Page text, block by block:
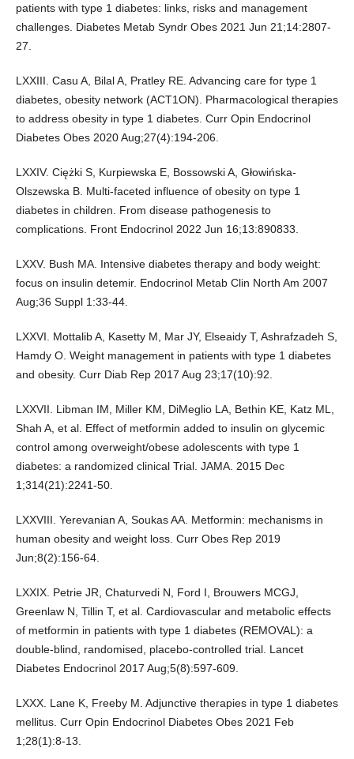
patients with type 1 diabetes: links, risks and management
challenges. Diabetes Metab Syndr Obes 2021 Jun 21;14:2807-
27.
LXXIII. Casu A, Bilal A, Pratley RE. Advancing care for type 1
diabetes, obesity network (ACT1ON). Pharmacological therapies
to address obesity in type 1 diabetes. Curr Opin Endocrinol
Diabetes Obes 2020 Aug;27(4):194-206.
LXXIV. Ciężki S, Kurpiewska E, Bossowski A, Głowińska-
Olszewska B. Multi-faceted influence of obesity on type 1
diabetes in children. From disease pathogenesis to
complications. Front Endocrinol 2022 Jun 16;13:890833.
LXXV. Bush MA. Intensive diabetes therapy and body weight:
focus on insulin detemir. Endocrinol Metab Clin North Am 2007
Aug;36 Suppl 1:33-44.
LXXVI. Mottalib A, Kasetty M, Mar JY, Elseaidy T, Ashrafzadeh S,
Hamdy O. Weight management in patients with type 1 diabetes
and obesity. Curr Diab Rep 2017 Aug 23;17(10):92.
LXXVII. Libman IM, Miller KM, DiMeglio LA, Bethin KE, Katz ML,
Shah A, et al. Effect of metformin added to insulin on glycemic
control among overweight/obese adolescents with type 1
diabetes: a randomized clinical Trial. JAMA. 2015 Dec
1;314(21):2241-50.
LXXVIII. Yerevanian A, Soukas AA. Metformin: mechanisms in
human obesity and weight loss. Curr Obes Rep 2019
Jun;8(2):156-64.
LXXIX. Petrie JR, Chaturvedi N, Ford I, Brouwers MCGJ,
Greenlaw N, Tillin T, et al. Cardiovascular and metabolic effects
of metformin in patients with type 1 diabetes (REMOVAL): a
double-blind, randomised, placebo-controlled trial. Lancet
Diabetes Endocrinol 2017 Aug;5(8):597-609.
LXXX. Lane K, Freeby M. Adjunctive therapies in type 1 diabetes
mellitus. Curr Opin Endocrinol Diabetes Obes 2021 Feb
1;28(1):8-13.